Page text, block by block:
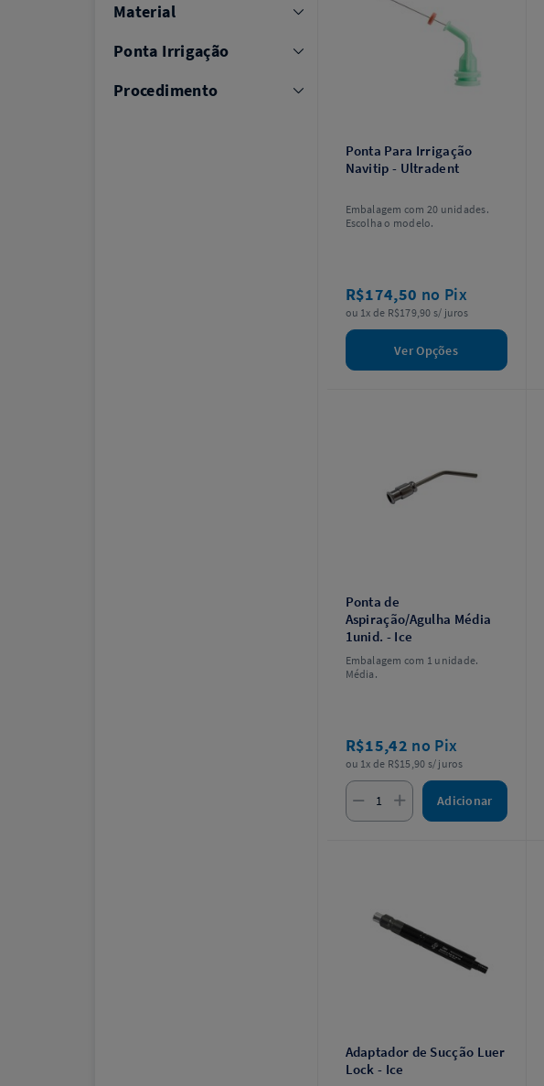
Ponta Para Irrigação
Navitip - Ultradent
Embalagem com 20 unidades.
Escolha o modelo.
R$174,50 no Pix
ou 1x de R$179,90 s/ juros
Ver Opções
Ponta de
Aspiração/Agulha Média
1unid. - Ice
Embalagem com 1 unidade.
Média.
R$15,42 no Pix
ou 1x de R$15,90 s/ juros
Adicionar
Adaptador de Sucção Luer
Lock - Ice
Material
Ponta Irrigação
Procedimento